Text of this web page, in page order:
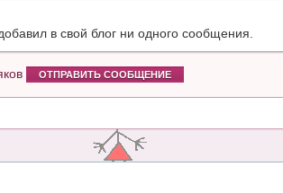
в свой блог ни одного сообщения.
ОТПРАВИТЬ СООБЩЕНИЕ